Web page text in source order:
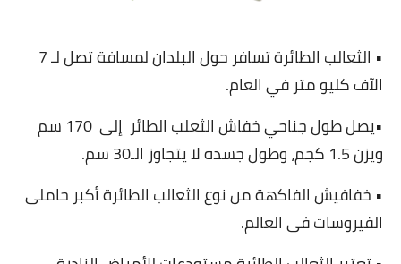
• الثعالب الطائرة تسافر حول البلدان لمسافة تصل لـ 7
الآف كليو متر في العام.
•يصل طول جناحي خفاش الثعلب الطائر إلى 170 سم
ويزن 1.5 كجم، وطول جسده لا يتجاوز الـ30 سم.
• خفافيش الفاكهة من نوع الثعالب الطائرة أكبر حاملى
الفيروسات فى العالم.